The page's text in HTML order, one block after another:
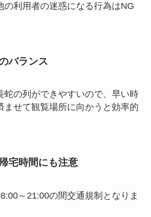
の利用者の迷惑になる行為はNG
バランス
蛇の列ができやすいので、早い時
ませて観覧場所に向かうと効率的
宅時間にも注意
～21:00の間交通規制となりま